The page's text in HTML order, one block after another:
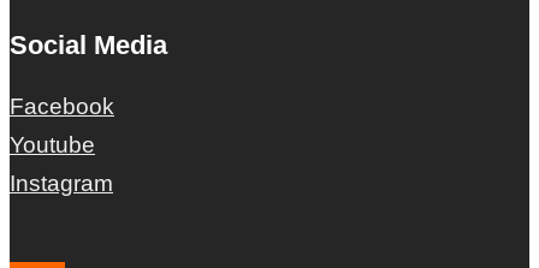
Social Media
Facebook
Youtube
Instagram